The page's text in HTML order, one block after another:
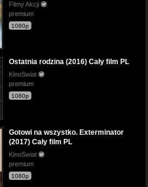
Filmy Akcji
premium
1080p
Ostatnia rodzina (2016) Cały film PL
KinoSwiat
premium
1080p
Gotowi na wszystko. Exterminator
(2017) Cały film PL
KinoSwiat
premium
1080p